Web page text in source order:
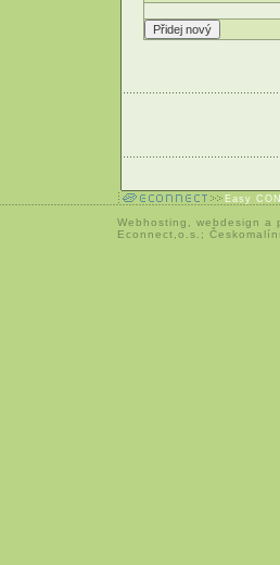
Easy
Webhosting webdesign a
Econnect,o.s.;